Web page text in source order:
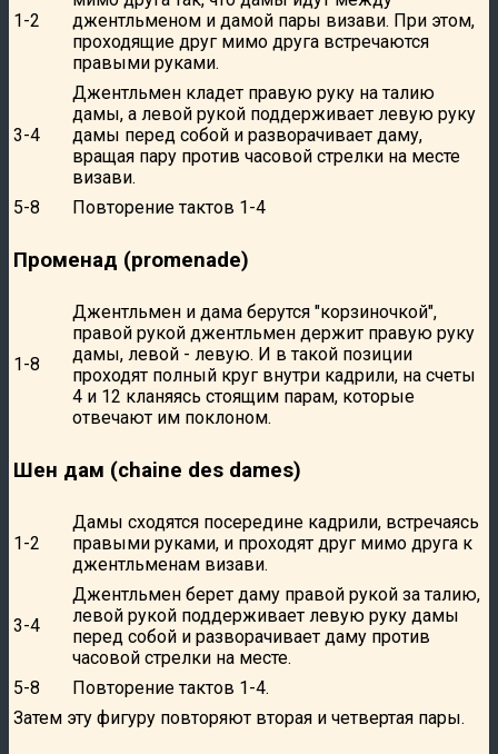
1-2
джентльменом и дамой пары визави. При этом,
проходящие друг мимо друга встречаются
правыми руками.
3-4
Джентльмен кладет правую руку на талию
дамы, а левой рукой поддерживает левую руку
дамы перед собой и разворачивает даму,
вращая пару против часовой стрелки на месте
визави.
5-8
Повторение тактов 1-4
Променад (promenade)
1-8
Джентльмен и дама берутся "корзиночкой",
правой рукой джентльмен держит правую руку
дамы, левой - левую. И в такой позиции
проходят полный круг внутри кадрили, на счеты
4 и 12 кланяясь стоящим парам, которые
отвечают им поклоном.
Шен дам (chaine des dames)
1-2
Дамы сходятся посередине кадрили, встречаясь
правыми руками, и проходят друг мимо друга к
джентльменам визави.
3-4
Джентльмен берет даму правой рукой за талию,
левой рукой поддерживает левую руку дамы
перед собой и разворачивает даму против
часовой стрелки на месте.
5-8
Повторение тактов 1-4.
Затем эту фигуру повторяют вторая и четвертая пары.